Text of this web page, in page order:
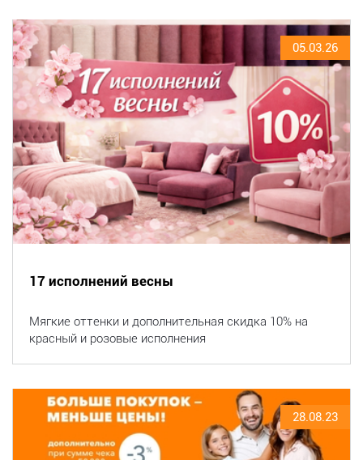
05.03.26
17 исполнений весны
Мягкие оттенки и дополнительная скидка 10% на
красный и розовые исполнения
28.08.23